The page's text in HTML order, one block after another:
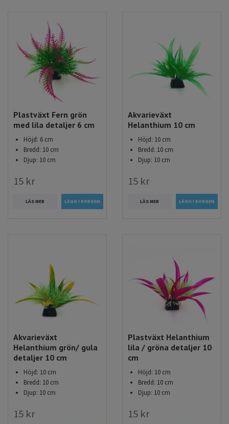
Plastväxt Fern grön
med lila detaljer 6 cm
Höjd: 6 cm
Bredd: 10 cm
Djup: 10 cm
15 kr
LÄS MER
Akvarieväxt
Helanthium 10 cm
Höjd: 10 cm
Bredd: 10 cm
Djup: 10 cm
15 kr
LÄS MER
Akvarieväxt
Helanthium grön/ gula
detaljer 10 cm
Höjd: 10 cm
Bredd: 10 cm
Djup: 10 cm
15 kr
Plastväxt Helanthium
lila / gröna detaljer 10
cm
Höjd: 10 cm
Bredd: 10 cm
Djup: 10 cm
15 kr